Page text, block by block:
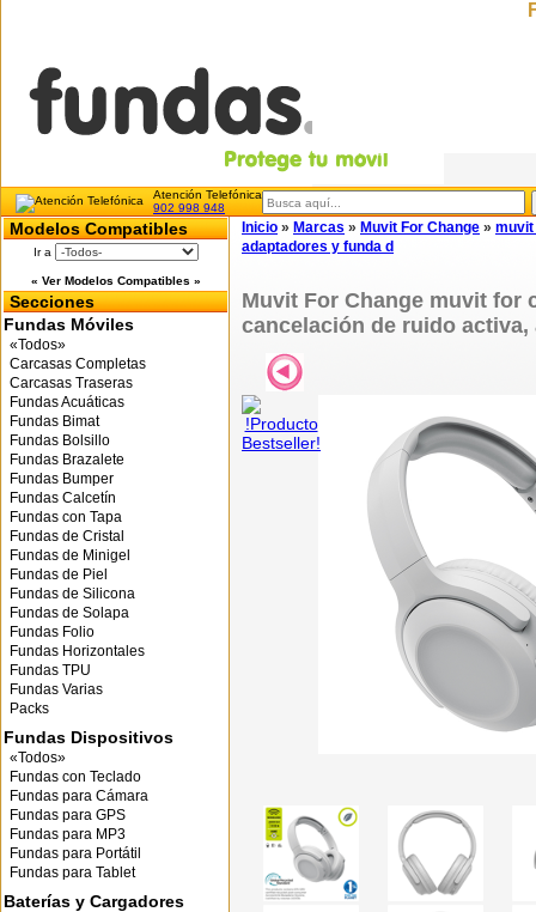
Atención Telefónica
902 998 948
Modelos Compatibles
Ir a
« Ver Modelos Compatibles »
Secciones
Fundas Móviles
«Todos»
Carcasas Completas
Carcasas Traseras
Fundas Acuáticas
Fundas Bimat
Fundas Bolsillo
Fundas Brazalete
Fundas Bumper
Fundas Calcetín
Fundas con Tapa
Fundas de Cristal
Fundas de Minigel
Fundas de Piel
Fundas de Silicona
Fundas de Solapa
Fundas Folio
Fundas Horizontales
Fundas TPU
Fundas Varias
Packs
Fundas Dispositivos
«Todos»
Fundas con Teclado
Fundas para Cámara
Fundas para GPS
Fundas para MP3
Fundas para Portátil
Fundas para Tablet
Baterías y Cargadores
Inicio » Marcas » Muvit For Change » muvit
adaptadores y funda d
Muvit For Change muvit for
cancelación de ruido